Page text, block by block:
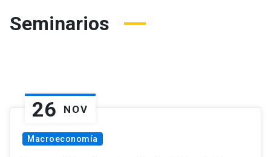
Seminarios
26 NOV
Macroeconomía